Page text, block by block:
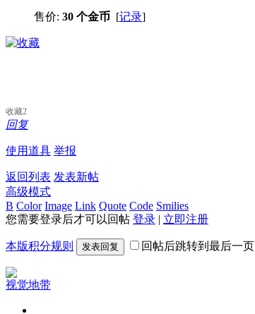
售价: 30 个金币 [记录]
收藏2
回复
使用道具 举报
返回列表 发表新帖
高级模式
B Color Image Link Quote Code Smilies
您需要登录后才可以回帖 登录 | 立即注册
本版积分规则 发表回复 回帖后跳转到最后一页
视觉地带